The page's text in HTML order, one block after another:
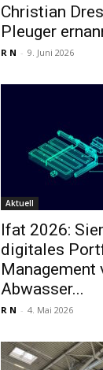
Christian
Pleuger
R N - 9. Juni 2026
Aktuell
Ifat 2026:
digitales
Management
Abwasser...
R N - 4. Mai 2026